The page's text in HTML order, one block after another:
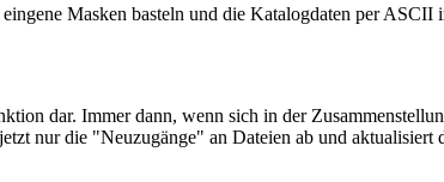
Masken basteln und die Katalogdaten per ASCII
dar. Immer dann, wenn sich in der
nur die "Neuzugänge" an Dateien ab und